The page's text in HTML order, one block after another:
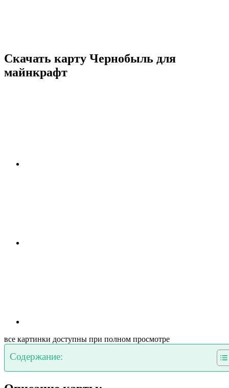
Скачать карту Чернобыль для
майнкрафт
все картинки доступны при полном просмотре
Содержание: